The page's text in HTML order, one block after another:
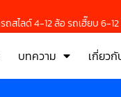
สไลด์ 4-12 ล้อ รถเฮี๊ยบ 6-
บทความ เกี่ยวกั